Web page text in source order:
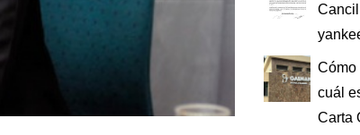
Cómo
cuál
Carta